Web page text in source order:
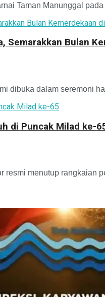
Taman Manunggal
Semarakkan Bulan
dibuka dalam seremoni
di Puncak Milad ke-
menutup rangkaian